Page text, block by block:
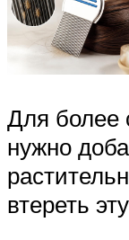
Для более
нужно
втереть